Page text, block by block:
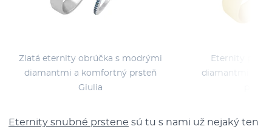
Zlatá eternity obrúčka s modrými
diamantmi a komfortný prsteň
Giulia
Eternity
diamantmi a
Eternity snubné prstene sú tu s nami už nejaký ten